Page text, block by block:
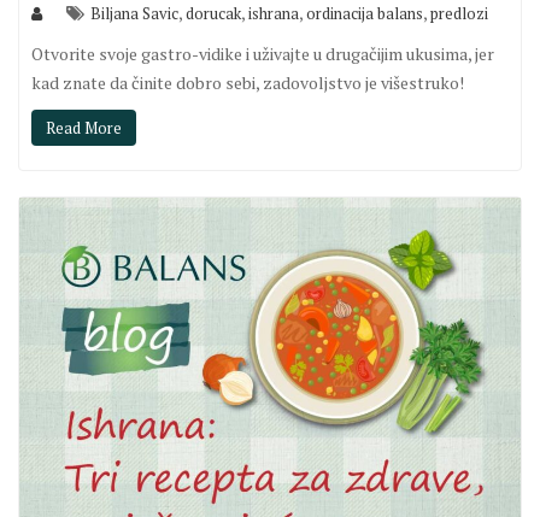
Biljana Savic,dorucak,ishrana,ordinacija balans,predlozi
Otvorite svoje gastro-vidike i uživajte u drugačijim ukusima, jer
kad znate da činite dobro sebi, zadovoljstvo je višestruko!
Read More